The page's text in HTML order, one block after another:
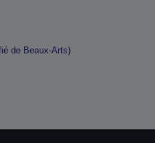
de Beaux-Arts)